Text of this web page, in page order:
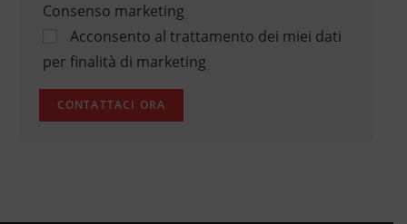
Consenso marketing
Acconsento al trattamento dei miei dati
per finalità di marketing